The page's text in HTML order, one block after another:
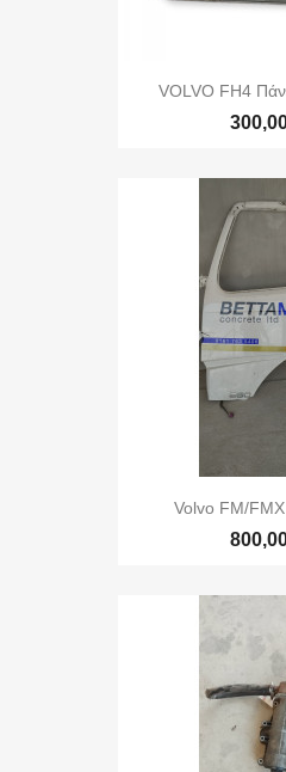
VOLVO FH4
Volvo FM/